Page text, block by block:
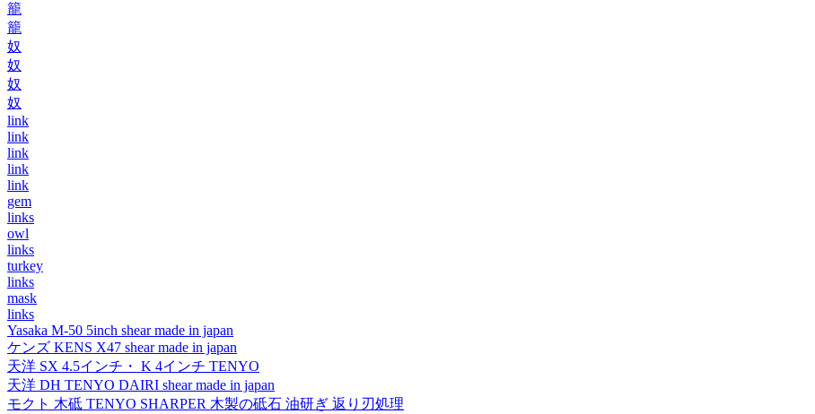
籠
籠
奴
奴
奴
奴
link
link
link
link
link
gem
links
owl
links
turkey
links
mask
links
Yasaka M-50 5inch shear made in japan
ケンズ KENS X47 shear made in japan
天洋 SX 4.5インチ・ K 4インチ TENYO
天洋 DH TENYO DAIRI shear made in japan
モクト 木砥 TENYO SHARPER 木製の砥石 油研ぎ 返り刃処理